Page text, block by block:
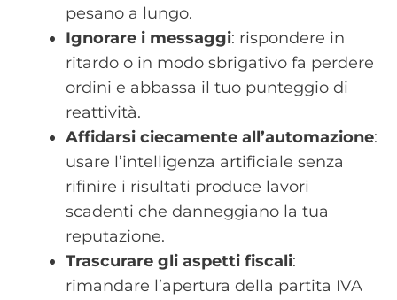
pesano a lungo.
Ignorare i messaggi: rispondere in
ritardo o in modo sbrigativo fa perdere
ordini e abbassa il tuo punteggio di
reattività.
Affidarsi ciecamente all’automazione:
usare l’intelligenza artificiale senza
rifinire i risultati produce lavori
scadenti che danneggiano la tua
reputazione.
Trascurare gli aspetti fiscali:
rimandare l’apertura della partita IVA